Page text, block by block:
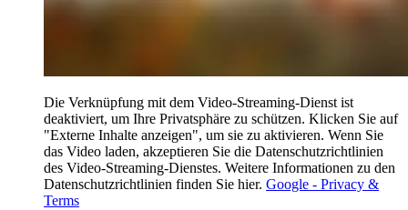
Die Verknüpfung mit dem Video-Streaming-Dienst ist
deaktiviert, um Ihre Privatsphäre zu schützen. Klicken Sie auf
"Externe Inhalte anzeigen", um sie zu aktivieren. Wenn Sie
das Video laden, akzeptieren Sie die Datenschutzrichtlinien
des Video-Streaming-Dienstes. Weitere Informationen zu den
Datenschutzrichtlinien finden Sie hier. Google - Privacy &
Terms